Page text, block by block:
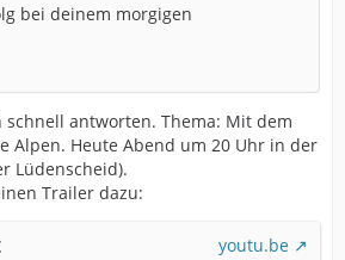
bei deinem morgigen
schnell antworten. Thema: Mit dem
Alpen. Heute Abend um 20 Uhr in der
Lüdenscheid).
Trailer dazu:
youtu.be